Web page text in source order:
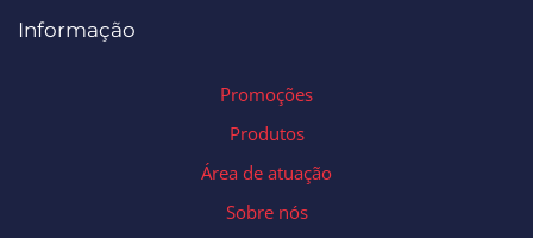
Informação
Promoções
Produtos
Área de atuação
Sobre nós